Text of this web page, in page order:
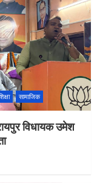
सामाजिक
विधायक उमेश